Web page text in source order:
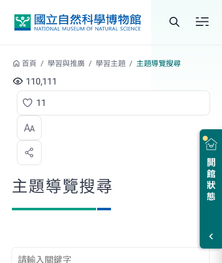
站
尋
開館狀態
首頁 學習與推廣 學習主題 主題導覽搜尋
110,111
點
選
喜
歡
11
主題導覽搜尋
查詢關鍵字